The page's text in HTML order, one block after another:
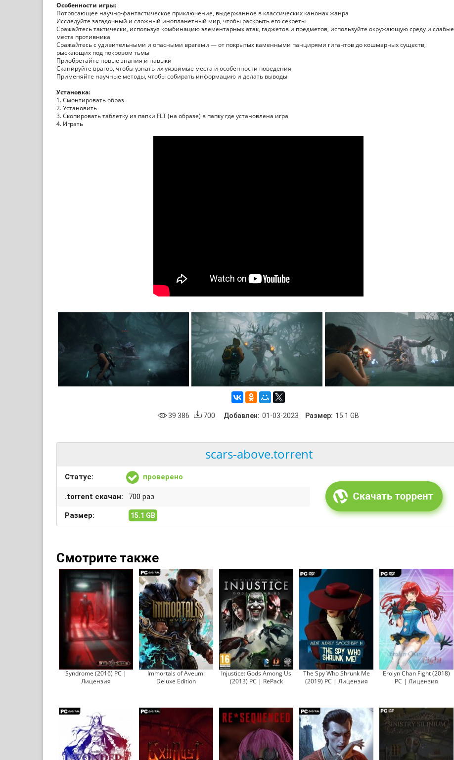
Особенности игры:
Потрясающее научно-фантастическое приключение, выдержанное в классических канонах жанра
Исследуйте загадочный и сложный инопланетный мир, чтобы раскрыть его секреты
Сражайтесь тактически, используя комбинацию элементарных атак, гаджетов и предметов, используйте окружающую среду и слабые
места противника
Сражайтесь с удивительными и опасными врагами — от покрытых каменными панцирями гигантов до кошмарных существ,
рыскающих под покровом тьмы
Приобретайте новые знания и навыки
Сканируйте врагов, чтобы узнать их уязвимые места и особенности поведения
Применяйте научные методы, чтобы собирать информацию и делать выводы
Установка:
1. Смонтировать образ
2. Установить
3. Скопировать таблетку из папки FLT (на образе) в папку где установлена игра
4. Играть
39 386 700 Добавлен: 01-03-2023 Размер: 15.1 GB
scars-above.torrent
Статус: проверено
.torrent скачан: 700 раз
Размер: 15.1 GB
Смотрите также
Syndrome (2016) PC |
Лицензия
Immortals of Aveum:
Deluxe Edition
Injustice: Gods Among Us
(2013) PC | RePack
The Spy Who Shrunk Me
(2019) PC | Лицензия
Erolyn Chan Fight (2018)
PC | Лицензия